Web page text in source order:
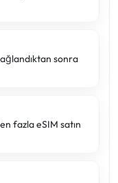
sonra
fazla eSIM satın